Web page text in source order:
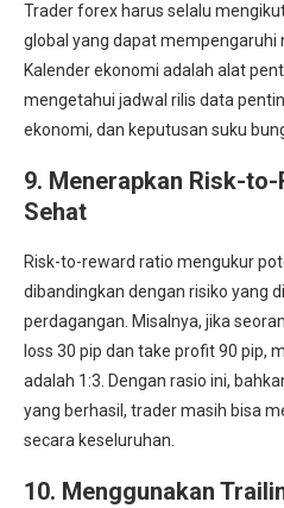
Trader forex harus selalu
global yang dapat mempengaruhi
Kalender ekonomi adalah alat
mengetahui jadwal rilis data
ekonomi, dan keputusan suku
9. Menerapkan Risk-
Sehat
Risk-to-reward ratio mengukur
dibandingkan dengan risiko yang
perdagangan. Misalnya, jika
loss 30 pip dan take profit 90 pip,
adalah 1:3. Dengan rasio ini,
yang berhasil, trader masih bisa
secara keseluruhan.
10. Menggunakan